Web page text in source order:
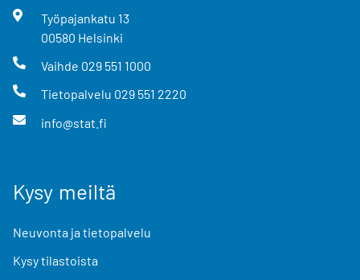
Työpajankatu 13
00580 Helsinki
Vaihde 029 551 1000
Tietopalvelu 029 551 2220
info@stat.fi
Kysy meiltä
Neuvonta ja tietopalvelu
Kysy tilastoista